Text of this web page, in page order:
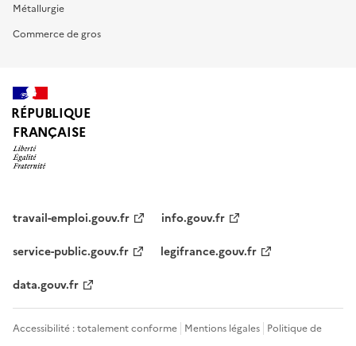
Métallurgie
Commerce de gros
RÉPUBLIQUE
FRANÇAISE
travail-emploi.gouv.fr
info.gouv.fr
service-public.gouv.fr
legifrance.gouv.fr
data.gouv.fr
Accessibilité : totalement conforme Mentions légales Politique de